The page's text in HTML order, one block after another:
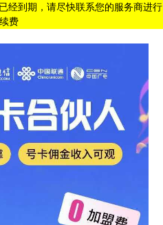
经到期，请尽快联系您的服务商进行
续费